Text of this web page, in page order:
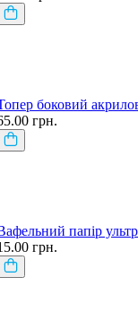
боковий
грн.
папір
грн.